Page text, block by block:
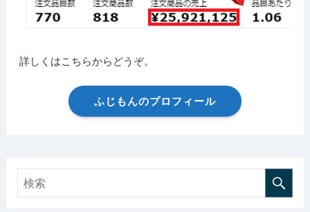
詳しくはこちらからどうぞ。
ふじもんのプロフィール